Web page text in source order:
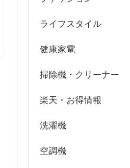
ライフスタイル
健康家電
掃除機・クリーナー
楽天・お得情報
洗濯機
空調機